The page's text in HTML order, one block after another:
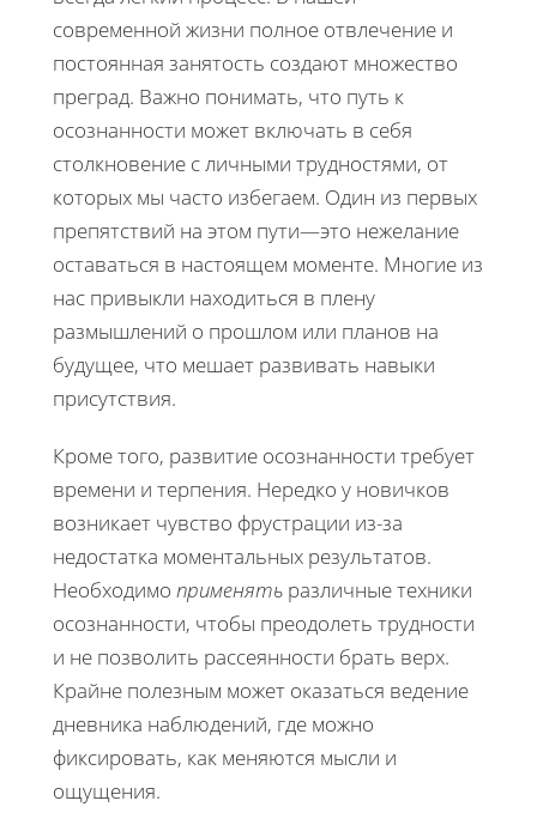
современной жизни полное отвлечение и
постоянная занятость создают множество
преград. Важно понимать, что путь к
осознанности может включать в себя
столкновение с личными трудностями, от
которых мы часто избегаем. Один из первых
препятствий на этом пути—это нежелание
оставаться в настоящем моменте. Многие из
нас привыкли находиться в плену
размышлений о прошлом или планов на
будущее, что мешает развивать навыки
присутствия.
Кроме того, развитие осознанности требует
времени и терпения. Нередко у новичков
возникает чувство фрустрации из-за
недостатка моментальных результатов.
Необходимо применять различные техники
осознанности, чтобы преодолеть трудности
и не позволить рассеянности брать верх.
Крайне полезным может оказаться ведение
дневника наблюдений, где можно
фиксировать, как меняются мысли и
ощущения.